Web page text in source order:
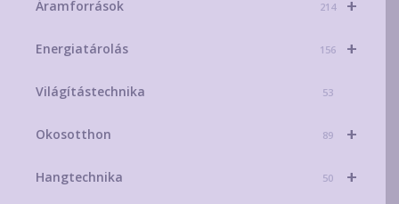
+
Áramforrások 214
+
Energiatárolás 156
Világítástechnika 53
+
Okosotthon 89
+
Hangtechnika 50